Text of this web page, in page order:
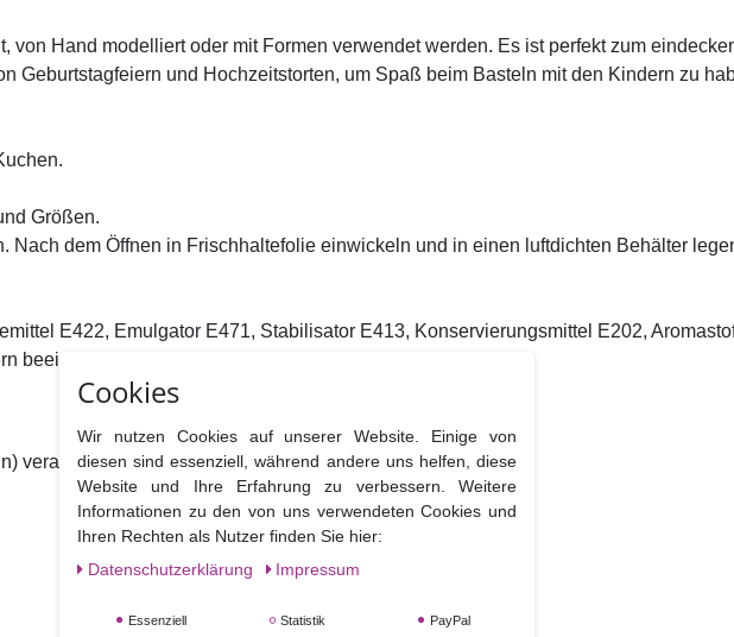
Hand modelliert oder mit Formen verwendet werden. Es ist perfekt zum
Geburtstagfeiern und Hochzeitstorten, um Spaß beim Basteln mit den Kindern zu
Größen.
Nach dem Öffnen in Frischhaltefolie einwickeln und in einen luftdichten Behälter
beeinträchtigen.
verarbeitet werden.
Cookies
Wir nutzen Cookies auf unserer Website. Einige von
diesen sind essenziell, während andere uns helfen, diese
Website und Ihre Erfahrung zu verbessern. Weitere
Informationen zu den von uns verwendeten Cookies und
Ihren Rechten als Nutzer finden Sie hier:
Daten­schutz­erklärung
Impressum
Essenziell Statistik PayPal